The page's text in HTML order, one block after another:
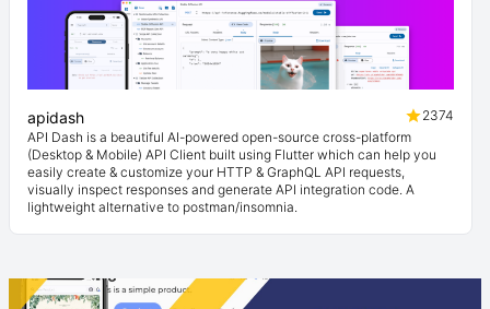
apidash
2374
API Dash is a beautiful AI-powered open-source cross-platform
(Desktop & Mobile) API Client built using Flutter which can help you
easily create & customize your HTTP & GraphQL API requests,
visually inspect responses and generate API integration code. A
lightweight alternative to postman/insomnia.